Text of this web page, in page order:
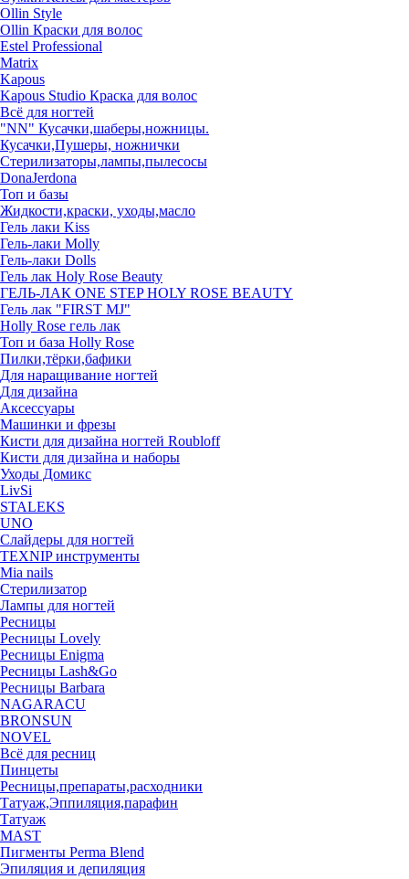
Ollin Style
Ollin Краски для волос
Estel Professional
Matrix
Kapous
Kapous Studio Краска для волос
Всё для ногтей
"NN" Кусачки,шаберы,ножницы.
Кусачки,Пушеры, ножнички
Стерилизаторы,лампы,пылесосы
DonaJerdona
Топ и базы
Жидкости,краски, уходы,масло
Гель лаки Kiss
Гель-лаки Molly
Гель-лаки Dolls
Гель лак Holy Rose Beauty
ГЕЛЬ-ЛАК ONE STEP HOLY ROSE BEAUTY
Гель лак "FIRST MJ"
Нolly Rose гель лак
Топ и база Нolly Rose
Пилки,тёрки,бафики
Для наращивание ногтей
Для дизайна
Аксессуары
Машинки и фрезы
Кисти для дизайна ногтей Roubloff
Кисти для дизайна и наборы
Уходы Домикс
LivSi
STALEKS
UNO
Слайдеры для ногтей
TEXNIP инструменты
Mia nails
Стерилизатор
Лампы для ногтей
Ресницы
Ресницы Lovely
Ресницы Enigma
Ресницы Lash&Go
Ресницы Barbara
NAGARACU
BRONSUN
NOVEL
Всё для ресниц
Пинцеты
Ресницы,препараты,расходники
Татуаж,Эппиляция,парафин
Татуаж
MAST
Пигменты Perma Blend
Эпиляция и депиляция